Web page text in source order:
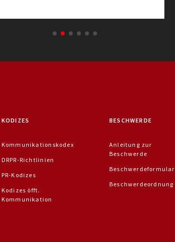
KODIZES
Kommunikationskodex
DRPR-Richtlinien
PR-Kodizes
Kodizes öfft.
Kommunikation
BESCHWERDE
Anleitung zur
Beschwerde
Beschwerdeformular
Beschwerdeordnung